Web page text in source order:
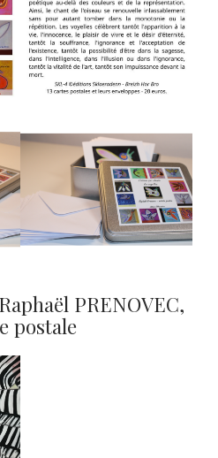
2023
2022
HAZEL MCCONNELL
BLANCHE
PRENOVEC,
postale